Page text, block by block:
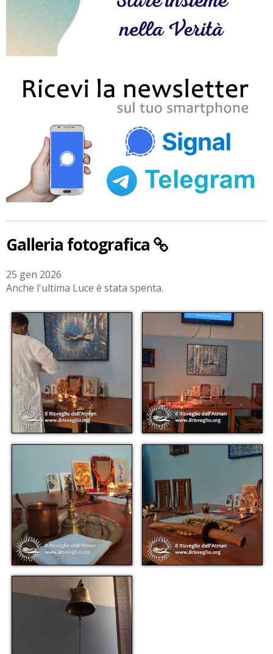
Galleria fotografica
25 gen 2026
Anche l'ultima Luce è stata spenta.